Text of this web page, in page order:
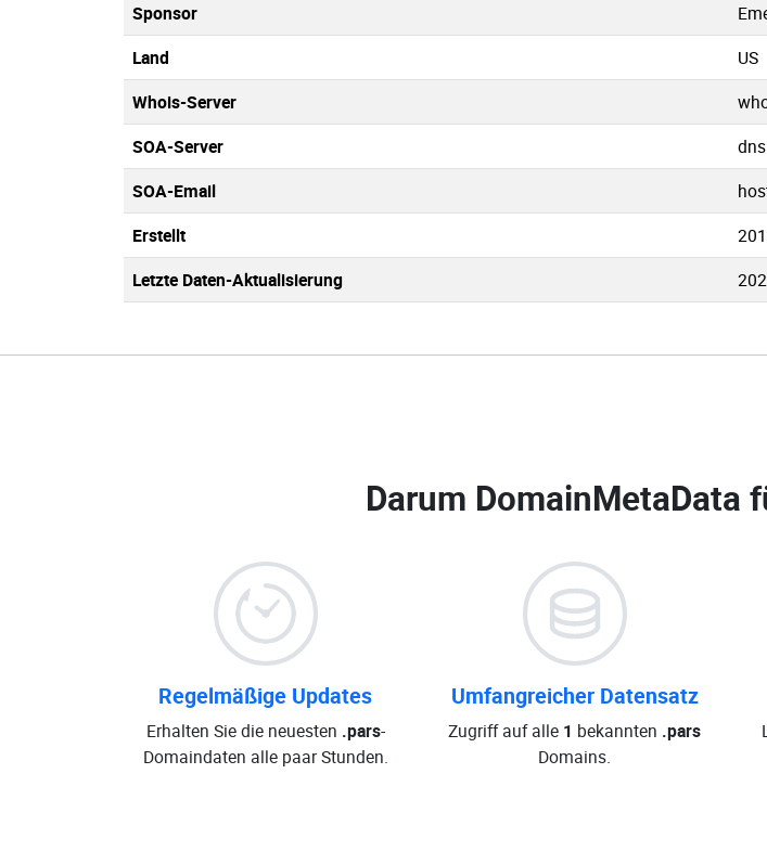
Sponsor
Land
US
Whois-Server
SOA-Server
SOA-Email
Erstellt
Letzte Daten-Aktualisierung
Darum DomainMetaData
Regelmäßige Updates
Erhalten Sie die neuesten .pars-
Domaindaten alle paar Stunden.
Umfangreicher Datensatz
Zugriff auf alle 1 bekannten .pars
Domains.